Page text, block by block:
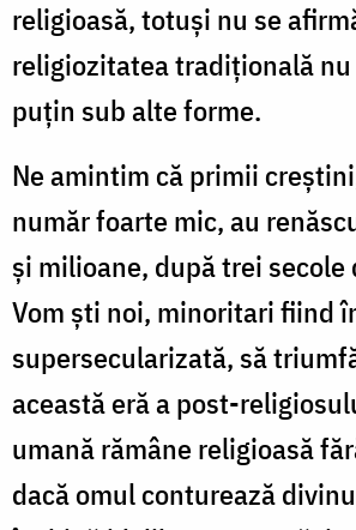
religioasă, totuşi nu se
religiozitatea tradiţională nu
puţin sub alte forme.
Ne amintim că primii
număr foarte mic, au
şi milioane, după trei secole
Vom şti noi, minoritari fiind
supersecularizată, să
această eră a post-
umană rămâne religioasă
dacă omul conturează